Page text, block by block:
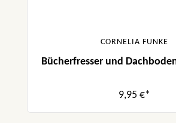
CORNELIA FUNKE
Bücherfresser und
9,95 €*